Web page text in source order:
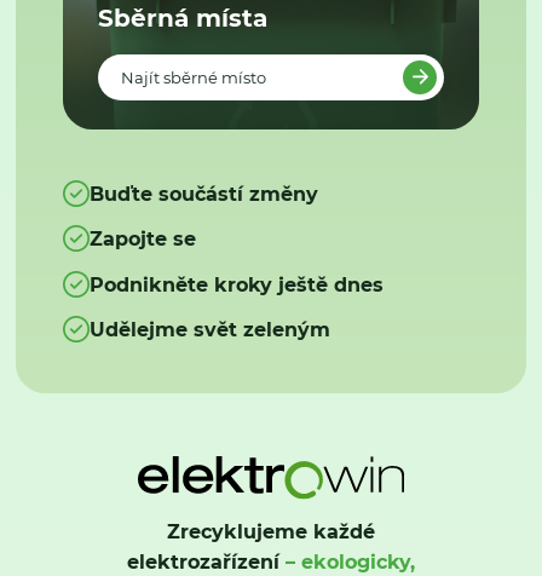
Sběrná místa
Najít sběrné místo
Buďte součástí změny
Zapojte se
Podnikněte kroky ještě dnes
Udělejme svět zeleným
Zrecyklujeme každé
elektrozařízení– ekologicky,